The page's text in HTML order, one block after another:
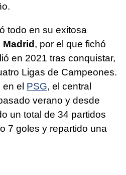
todo en su exitosa
Madrid, por el que fichó
en 2021 tras conquistar,
Ligas de Campeones.
en el PSG, el central
verano y desde
un total de 34 partidos
7 goles y repartido una